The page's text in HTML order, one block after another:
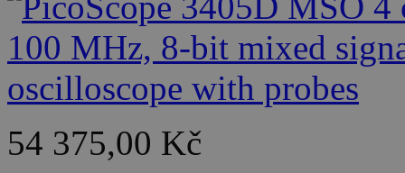
54 375,00 Kč